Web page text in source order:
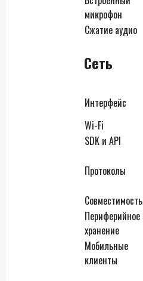
микрофон
Сжатие аудио
Сеть
Интерфейс
Wi-Fi
SDK и API
Протоколы
Совместимость
Периферийное
хранение
Мобильные
клиенты